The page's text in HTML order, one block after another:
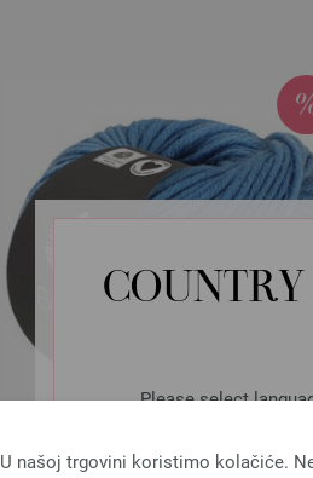
Please select
U našoj trgovini koristimo kolačiće.
Lana Grossa